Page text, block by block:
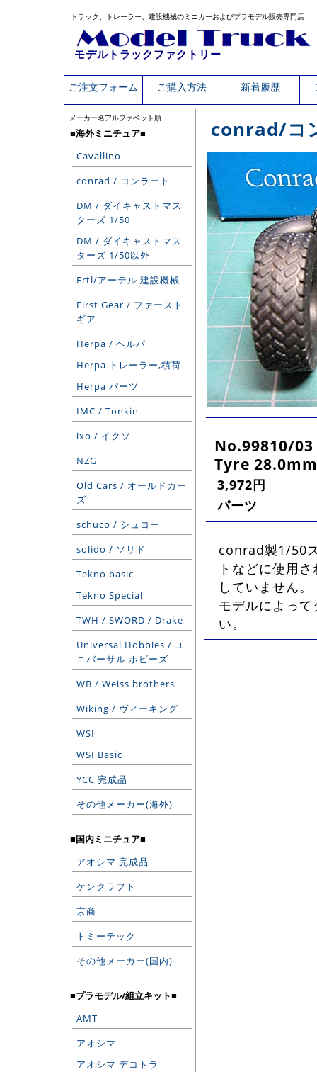
トラック、トレーラー、建設機械のミニカーおよびプラモデル販売専門店
モデルトラックファクトリー
ご注文フォーム ご購入方法 新着履歴
メーカー名アルファベット順
■海外ミニチュア■
Cavallino
conrad / コンラート
DM / ダイキャストマス
ターズ 1/50
DM / ダイキャストマス
ターズ 1/50以外
Ertl/アーテル 建設機械
First Gear / ファースト
ギア
Herpa / ヘルパ
Herpa トレーラー,積荷
Herpa パーツ
IMC / Tonkin
ixo / イクソ
NZG
Old Cars / オールドカー
ズ
schuco / シュコー
solido / ソリド
Tekno basic
Tekno Special
TWH / SWORD / Drake
Universal Hobbies / ユ
ニバーサル ホビーズ
WB / Weiss brothers
Wiking / ヴィーキング
WSI
WSI Basic
YCC 完成品
その他メーカー(海外)
■国内ミニチュア■
アオシマ 完成品
ケンクラフト
京商
トミーテック
その他メーカー(国内)
■プラモデル/組立キット■
AMT
アオシマ
アオシマ デコトラ
conrad/コ
No.99810/03
Tyre
3,972円
パーツ
conrad製1/50
トなどに使用
していません
モデルによっ
い。